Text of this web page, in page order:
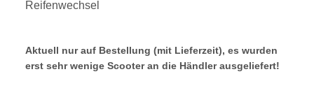
Reifenwechsel
Aktuell nur auf Bestellung (mit Lieferzeit), es wurden
erst sehr wenige Scooter an die Händler ausgeliefert!